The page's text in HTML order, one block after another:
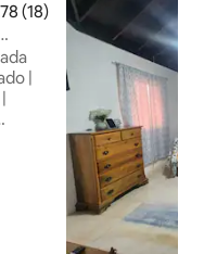
promedio: 4.78 de
(18)
|